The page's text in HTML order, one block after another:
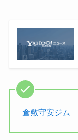
倉敷守安ジム